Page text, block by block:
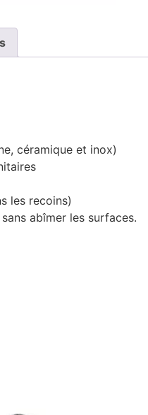
céramique et inox)
les recoins)
abîmer les surfaces.